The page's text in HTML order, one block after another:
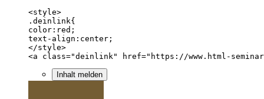
<a class="deinlink" href="https://www.html-
Inhalt melden